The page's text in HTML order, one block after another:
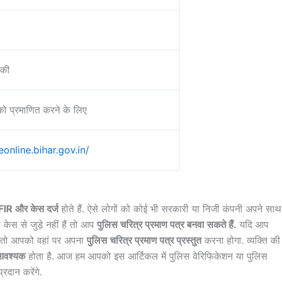
प्रमाणित करने के लिए
और केस दर्जहोते हैं. ऐसे लोगों को कोई भी सरकारी या निजी कंपनी अपने साथ
केस से जुड़े नहीं हैं तो आप पुलिस चरित्र प्रमाण पत्र बनवा सकते हैं. यदि आप
आपको वहां पर अपना पुलिस चरित्र प्रमाण पत्र प्रस्तुतकरना होगा. व्यक्ति की
होता है. आज हम आपको इस आर्टिकल में पुलिस वेरिफिकेशन या पुलिस
करेंगे.